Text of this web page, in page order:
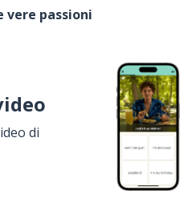
vere passioni
di